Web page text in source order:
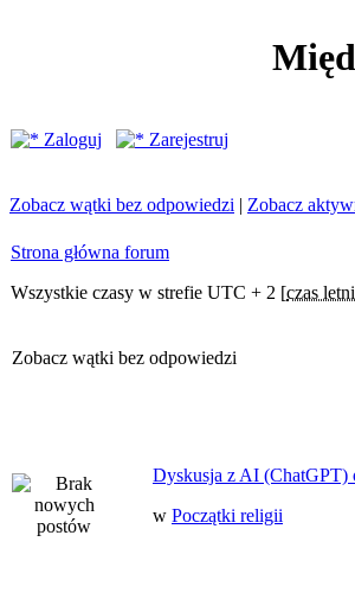
Zaloguj
Zarejestruj
Zobacz wątki bez odpowiedzi | Zobacz
Strona główna forum
Wszystkie czasy w strefie UTC + 2 [czas
Zobacz wątki bez odpowiedzi
Dyskusja z AI (ChatGPT)
w Początki religii